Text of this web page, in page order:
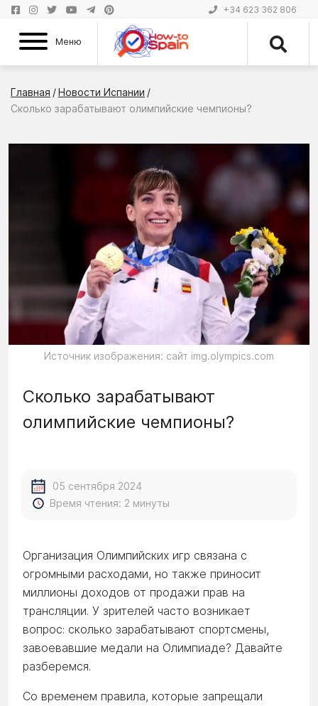
+34 623 362 806
Меню
Главная /Новости Испании /
Сколько зарабатывают олимпийские чемпионы?
Источник изображения: сайт img.olympics.com
Сколько зарабатывают
олимпийские чемпионы?
05 сентября 2024
Время чтения: 2 минуты
Организация Олимпийских игр связана с
огромными расходами, но также приносит
миллионы доходов от продажи прав на
трансляции. У зрителей часто возникает
вопрос: сколько зарабатывают спортсмены,
завоевавшие медали на Олимпиаде? Давайте
разберемся.
Со временем правила, которые запрещали